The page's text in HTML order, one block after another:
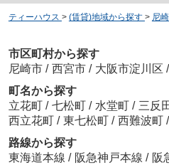
ティーハウス > (賃貸)地域から探す > 尼
市区町村から探す
尼崎市 / 西宮市 / 大阪市淀川区 /
町名から探す
立花町 / 七松町 / 水堂町 / 三反
西立花町 / 東七松町 / 西難波町 /
路線から探す
東海道本線 / 阪急神戸本線 / 阪